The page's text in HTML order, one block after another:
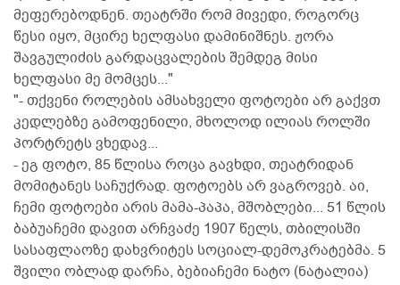
მეფერებოდნენ. თეატრში რომ მივედი, როგორც
წესი იყო, მცირე ხელფასი დამინიშნეს. ჟორა
შავგულიძის გარდაცვალების შემდეგ მისი
ხელფასი მე მომცეს..."
"- თქვენი როლების ამსახველი ფოტოები არ გაქვთ
კედლებზე გამოფენილი, მხოლოდ ილიას როლში
პორტრეტს ვხედავ...
- ეგ ფოტო, 85 წლისა როცა გავხდი, თეატრიდან
მომიტანეს საჩუქრად. ფოტოებს არ ვაგროვებ. აი,
ჩემი ფოტოები არის მამა-პაპა, მშობლები... 51 წლის
ბაბუაჩემი დავით არჩვაძე 1907 წელს, თბილისში
სასაფლაოზე დახვრიტეს სოციალ-დემოკრატებმა. 5
შვილი ობლად დარჩა, ბებიაჩემი ნატო (ნატალია)